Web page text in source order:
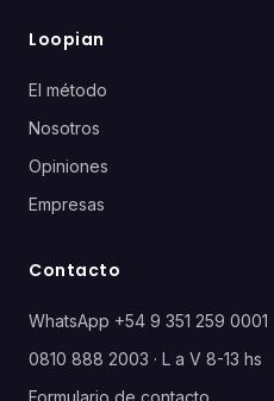
Loopian
El método
Nosotros
Opiniones
Empresas
Contacto
WhatsApp +54 9 351 259 0001
0810 888 2003 · L a V 8-13 hs
Formulario de contacto